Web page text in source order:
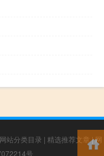
网站分类目录 | 精选推荐文章 |网
号